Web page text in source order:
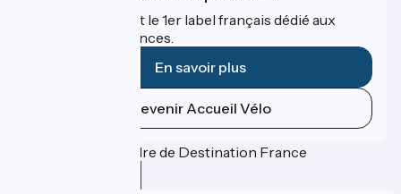
Accueil Vélo c'est le 1er label français dédié aux
cyclistes en vacances.
En savoir plus
Devenir Accueil Vélo
Financé dans le cadre de Destination France